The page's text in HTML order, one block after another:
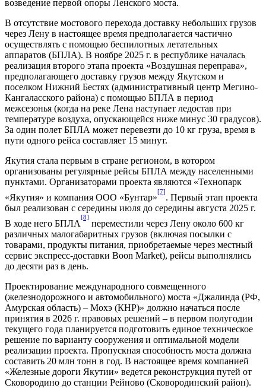
возведение первой опоры Ленского моста.
В отсутствие мостового перехода доставку небольших грузов
через Лену в настоящее время предполагается частично
осуществлять с помощью беспилотных летательных
аппаратов (БПЛА). В ноябре 2025 г. в республике началась
реализация второго этапа проекта «Воздушная переправа»,
предполагающего доставку грузов между Якутском и
поселком Нижний Бестях (административный центр Мегино-
Кангаласского района) с помощью БПЛА в период
межсезонья (когда на реке Лена наступает ледостав при
температуре воздуха, опускающейся ниже минус 30 градусов).
За один полет БПЛА может перевезти до 10 кг груза, время в
пути одного рейса составляет 15 минут.
Якутия стала первым в стране регионом, в котором
организованы регулярные рейсы БПЛА между населенными
пунктами. Организаторами проекта являются «Технопарк
«Якутия» и компания ООО «Бунтар»
[7]
. Первый этап проекта
был реализован с середины июля до середины августа 2025 г.
В ходе него БПЛА
[8]
переместили через Лену около 600 кг
различных малогабаритных грузов (включая посылки с
товарами, продукты питания, приобретаемые через местный
сервис экспресс-доставки Boon Market), рейсы выполнялись
до десяти раз в день.
Проектирование международного совмещенного
(железнодорожного и автомобильного) моста «Джалинда (РФ,
Амурская область) – Мохэ (КНР)» должно начаться после
принятия в 2026 г. правовых решений – в первом полугодии
текущего года планируется подготовить единое техническое
решение по варианту сооружения и оптимальной модели
реализации проекта. Пропускная способность моста должна
составить 20 млн тонн в год. В настоящее время компанией
«Железные дороги Якутии» ведется реконструкция путей от
Сковородино до станции Рейново (Сковородинский район).